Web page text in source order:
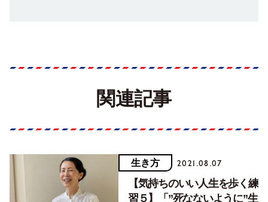
関連記事
生き方 2021.08.07
【気持ちのいい人生を歩く練
習５】「”死なないように”生